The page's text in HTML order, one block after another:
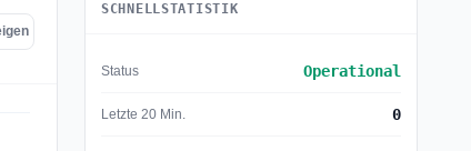
SCHNELLSTATISTIK
Status Operational
Letzte 20 Min. 0